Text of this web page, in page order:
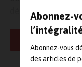
Abonnez-
Abonnez-vous
des articles de
développement
international.
Tout au long de sa
de nombreux projets